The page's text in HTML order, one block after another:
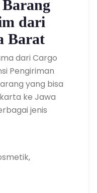
dari
Barat
dari Cargo
Pengiriman
yang bisa
ke Jawa
jenis